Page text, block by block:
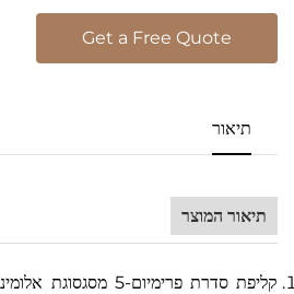
Get a Free Quote
תיאור
תיאור המוצר
קליפת סדרת פרימיום-5